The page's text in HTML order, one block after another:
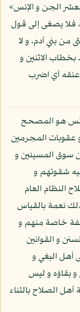
الجن و الإنس»
فلا يصغى إلى قول
من بني آدم، و لا
الاثنين و
أي اضرب
هو المصحح
عقوبات المجرمين
سوق المسيئين و
شقوتهم و
النظام العام
نعمة بالقياس
خاصة منهم و
و القوانين
أهل البغي و
بقاؤه و ليس
الصلاح بالثناء